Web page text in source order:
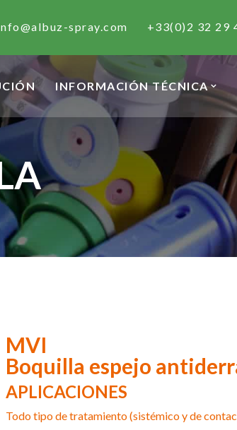
spray.com +33(0)2 32 29
INFORMACIÓN TÉCNICA
MVI
Boquilla espejo
APLICACIONES
Todo tipo de tratamiento (sistémico y de